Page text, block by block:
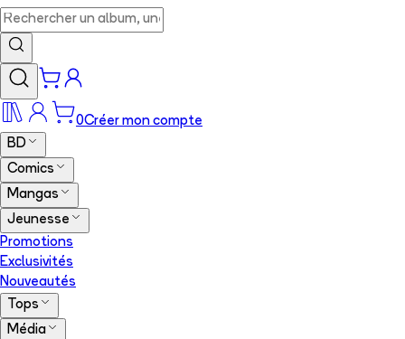
0Créer mon compte
BD
Comics
Mangas
Jeunesse
Promotions
Exclusivités
Nouveautés
Tops
Média